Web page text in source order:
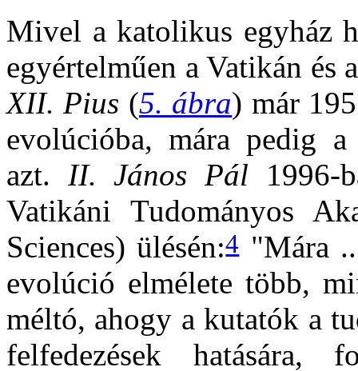
Mivel a katolikus egyház
egyértelműen a Vatikán és
XII. Pius (5. ábra) már
evolúcióba, mára pedig
azt. II. János Pál 1996-
Vatikáni Tudományos
Sciences) ülésén:4"Mára
evolúció elmélete több,
méltó, ahogy a kutatók a
felfedezések hatására,